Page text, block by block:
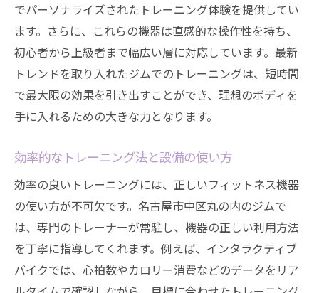
でパーソナライズされたトレーニング体験を提供してい
ます。さらに、これらの機器は直感的な操作性を持ち、
初心者から上級者まで幅広い層に対応しています。最新
トレンドを取り入れたジムでのトレーニングは、短時間
で最大限の効果を引き出すことができ、理想のボディを
手に入れるための大きな力となります。
効率的なトレーニング法と設備の使い方
効率の良いトレーニングには、正しいフィットネス機器
の使い方が不可欠です。名古屋市中区丸の内のジムで
は、専門のトレーナーが常駐し、機器の正しい利用方法
を丁寧に指導してくれます。例えば、インタラクティブ
バイクでは、心拍数やカロリー消費などのデータをリア